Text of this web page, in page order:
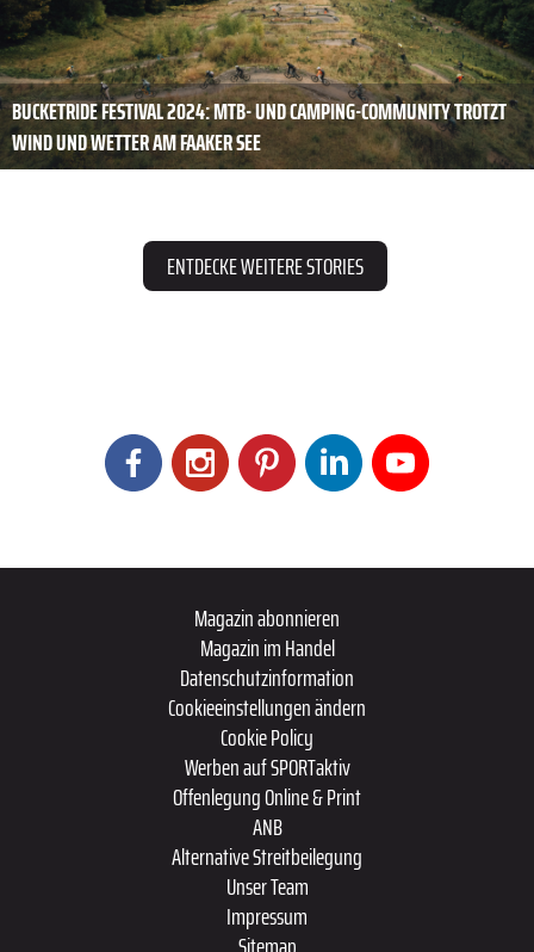
BUCKETRIDE FESTIVAL 2024: MTB- UND CAMPING-COMMUNITY TROTZT
WIND UND WETTER AM FAAKER SEE
ENTDECKE WEITERE STORIES
Magazin abonnieren
Magazin im Handel
Datenschutzinformation
Cookieeinstellungen ändern
Cookie Policy
Werben auf SPORTaktiv
Offenlegung Online & Print
ANB
Alternative Streitbeilegung
Unser Team
Impressum